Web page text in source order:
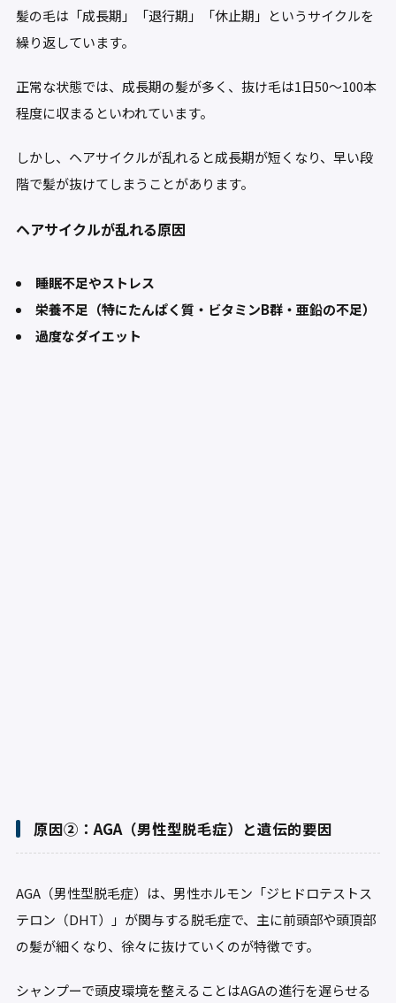
髪の毛は「成長期」「退行期」「休止期」というサイクルを
繰り返しています。
正常な状態では、成長期の髪が多く、抜け毛は1日50～100本
程度に収まるといわれています。
しかし、ヘアサイクルが乱れると成長期が短くなり、早い段
階で髪が抜けてしまうことがあります。
ヘアサイクルが乱れる原因
睡眠不足やストレス
栄養不足（特にたんぱく質・ビタミンB群・亜鉛の不足）
過度なダイエット
原因②：AGA（男性型脱毛症）と遺伝的要因
AGA（男性型脱毛症）は、男性ホルモン「ジヒドロテストス
テロン（DHT）」が関与する脱毛症で、主に前頭部や頭頂部
の髪が細くなり、徐々に抜けていくのが特徴です。
シャンプーで頭皮環境を整えることはAGAの進行を遅らせる